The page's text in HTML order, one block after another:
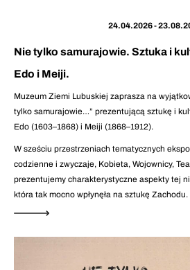
24.04.2026 -
Nie tylko samurajowie. Sztuka i
Edo i Meiji.
Muzeum Ziemi Lubuskiej zaprasza na
tylko samurajowie…” prezentującą sztukę i
Edo (1603–1868) i Meiji (1868–1912).
W sześciu przestrzeniach tematycznych
codzienne i zwyczaje, Kobieta, Wojownicy,
prezentujemy charakterystyczne aspekty tej
która tak mocno wpłynęła na sztukę Zachodu.